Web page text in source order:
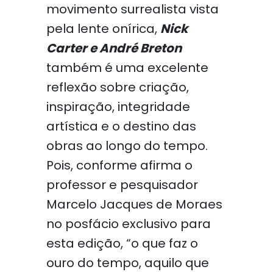
movimento surrealista vista
pela lente onírica, Nick
Carter e André Breton
também é uma excelente
reflexão sobre criação,
inspiração, integridade
artística e o destino das
obras ao longo do tempo.
Pois, conforme afirma o
professor e pesquisador
Marcelo Jacques de Moraes
no posfácio exclusivo para
esta edição, “o que faz o
ouro do tempo, aquilo que